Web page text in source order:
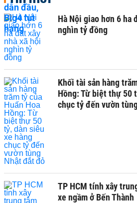
Hà Nội giao hơn 6 ha
nghìn tỷ đồng
Khối tài sản hàng
Hồng: Từ biệt thự 50
chục tỷ đến vườn
TP HCM tính xây
xe ngầm ở Bến Thành